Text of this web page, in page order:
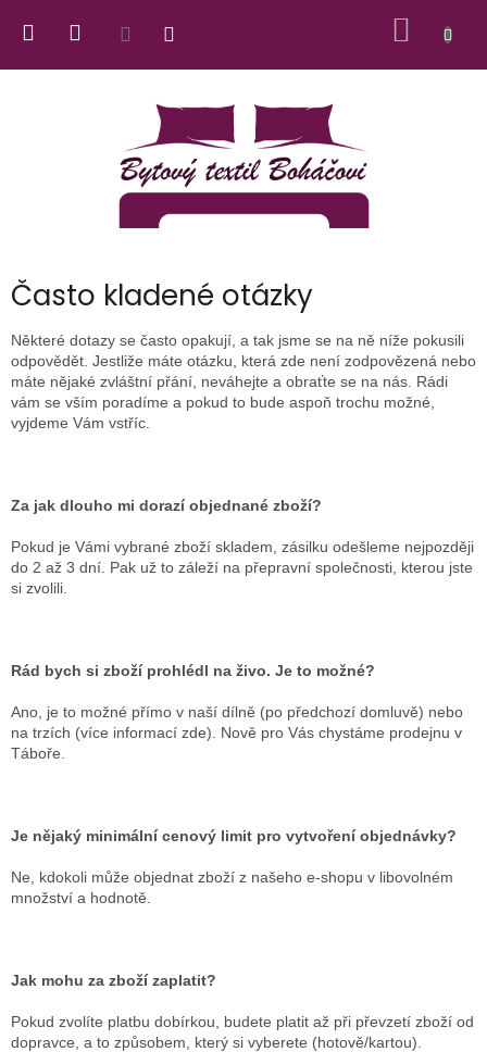
Často kladené otázky
Některé dotazy se často opakují, a tak jsme se na ně níže pokusili
odpovědět. Jestliže máte otázku, která zde není zodpovězená nebo
máte nějaké zvláštní přání, neváhejte a obraťte se na nás. Rádi
vám se vším poradíme a pokud to bude aspoň trochu možné,
vyjdeme Vám vstříc.
Za jak dlouho mi dorazí objednané zboží?
Pokud je Vámi vybrané zboží skladem, zásilku odešleme nejpozději
do 2 až 3 dní. Pak už to záleží na přepravní společnosti, kterou jste
si zvolili.
Rád bych si zboží prohlédl na živo. Je to možné?
Ano, je to možné přímo v naší dílně (po předchozí domluvě) nebo
na trzích (více informací zde). Nově pro Vás chystáme prodejnu v
Táboře.
Je nějaký minimální cenový limit pro vytvoření objednávky?
Ne, kdokoli může objednat zboží z našeho e-shopu v libovolném
množství a hodnotě.
Jak mohu za zboží zaplatit?
Pokud zvolíte platbu dobírkou, budete platit až při převzetí zboží od
dopravce, a to způsobem, který si vyberete (hotově/kartou).